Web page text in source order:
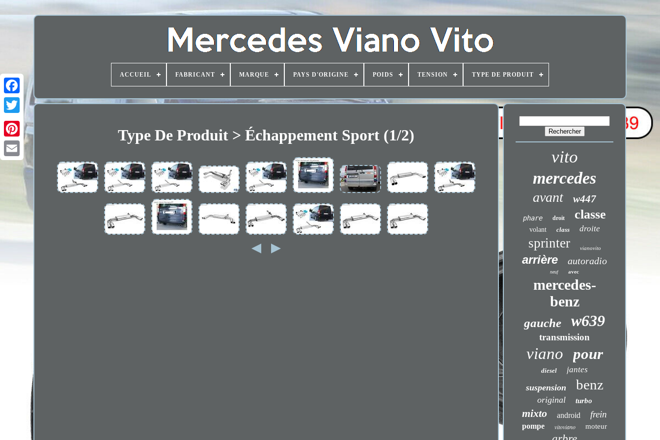
ACCUEIL FABRICANT MARQUE PAYS D'ORIGINE POIDS TENSION TYPE DE PRODUIT
Type De Produit > Échappement Sport (1/2)
vito
mercedes
avant w447
phare droit classe
volant class droite
sprinter vianovito
arrière autoradio
neuf avec
mercedes-
benz
gauche w639
transmission
viano pour
diesel jantes
suspension benz
original turbo
mixto android frein
pompe vitoviano moteur